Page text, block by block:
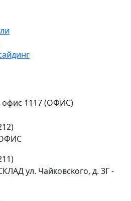
офис 1117 (ОФИС)
ул. Чайковского, д. 3Г -